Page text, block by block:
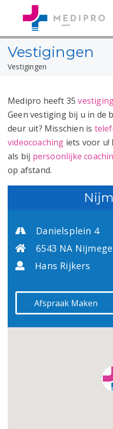
Vestigingen
Vestigingen
Medipro heeft 35
Geen vestiging bij u in de
deur uit? Misschien is
videocoaching iets voor u!
als bij persoonlijke
op afstand.
Danielsplein 4
6543 NA
Hans Rijkers